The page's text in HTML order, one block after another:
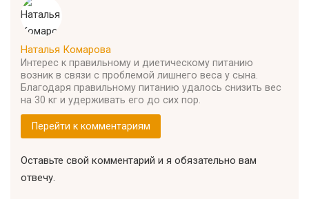
Наталья Комарова
Интерес к правильному и диетическому питанию
возник в связи с проблемой лишнего веса у сына.
Благодаря правильному питанию удалось снизить вес
на 30 кг и удерживать его до сих пор.
Перейти к комментариям
Оставьте свой комментарий и я обязательно вам
отвечу.